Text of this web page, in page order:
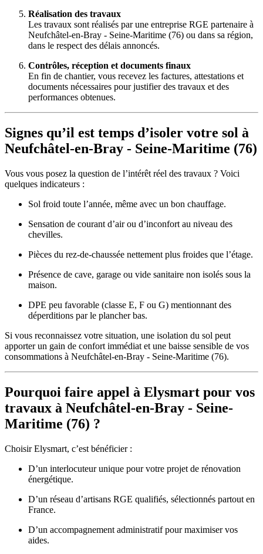
Réalisation des travaux
Les travaux sont réalisés par une entreprise RGE partenaire à
Neufchâtel-en-Bray - Seine-Maritime (76) ou dans sa région,
dans le respect des délais annoncés.
Contrôles, réception et documents finaux
En fin de chantier, vous recevez les factures, attestations et
documents nécessaires pour justifier des travaux et des
performances obtenues.
Signes qu’il est temps d’isoler votre sol à
Neufchâtel-en-Bray - Seine-Maritime (76)
Vous vous posez la question de l’intérêt réel des travaux ? Voici
quelques indicateurs :
Sol froid toute l’année, même avec un bon chauffage.
Sensation de courant d’air ou d’inconfort au niveau des
chevilles.
Pièces du rez-de-chaussée nettement plus froides que l’étage.
Présence de cave, garage ou vide sanitaire non isolés sous la
maison.
DPE peu favorable (classe E, F ou G) mentionnant des
déperditions par le plancher bas.
Si vous reconnaissez votre situation, une isolation du sol peut
apporter un gain de confort immédiat et une baisse sensible de vos
consommations à Neufchâtel-en-Bray - Seine-Maritime (76).
Pourquoi faire appel à Elysmart pour vos
travaux à Neufchâtel-en-Bray - Seine-
Maritime (76) ?
Choisir Elysmart, c’est bénéficier :
D’un interlocuteur unique pour votre projet de rénovation
énergétique.
D’un réseau d’artisans RGE qualifiés, sélectionnés partout en
France.
D’un accompagnement administratif pour maximiser vos
aides.